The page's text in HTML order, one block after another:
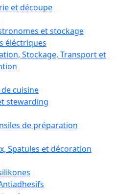
et découpe
et stockage
éléctriques
Stockage, Transport et
cuisine
stewarding
de préparation
Spatules et décoration